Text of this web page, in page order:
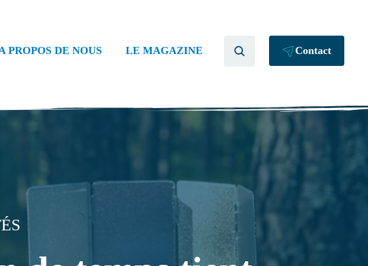
PROPOS DE NOUS LE MAGAZINE Contact